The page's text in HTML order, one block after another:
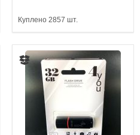
Куплено 2857 шт.